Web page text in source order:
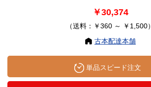
￥30,374
（送料：￥360 ～ ￥1,500）
古本配達本舗
単品スピード注文